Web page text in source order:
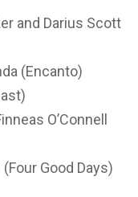
and Darius Scott
(Encanto)
O’Connell
Good Days)